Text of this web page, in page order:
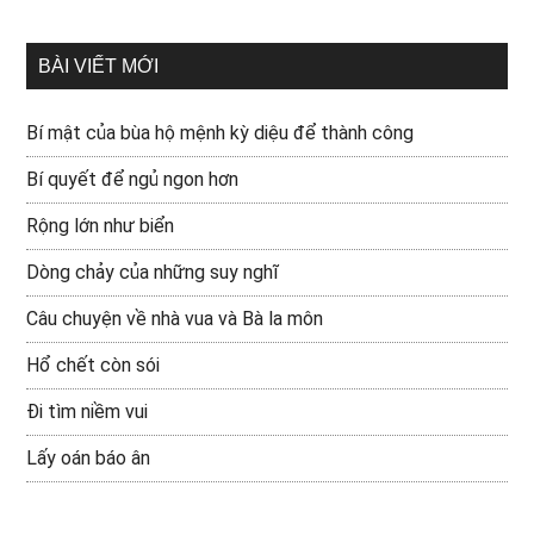
BÀI VIẾT MỚI
Bí mật của bùa hộ mệnh kỳ diệu để thành công
Bí quyết để ngủ ngon hơn
Rộng lớn như biển
Dòng chảy của những suy nghĩ
Câu chuyện về nhà vua và Bà la môn
Hổ chết còn sói
Đi tìm niềm vui
Lấy oán báo ân